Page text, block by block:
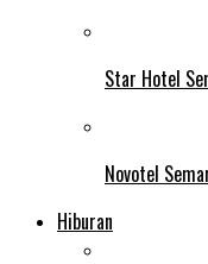
Star Hotel
Novotel
Hiburan